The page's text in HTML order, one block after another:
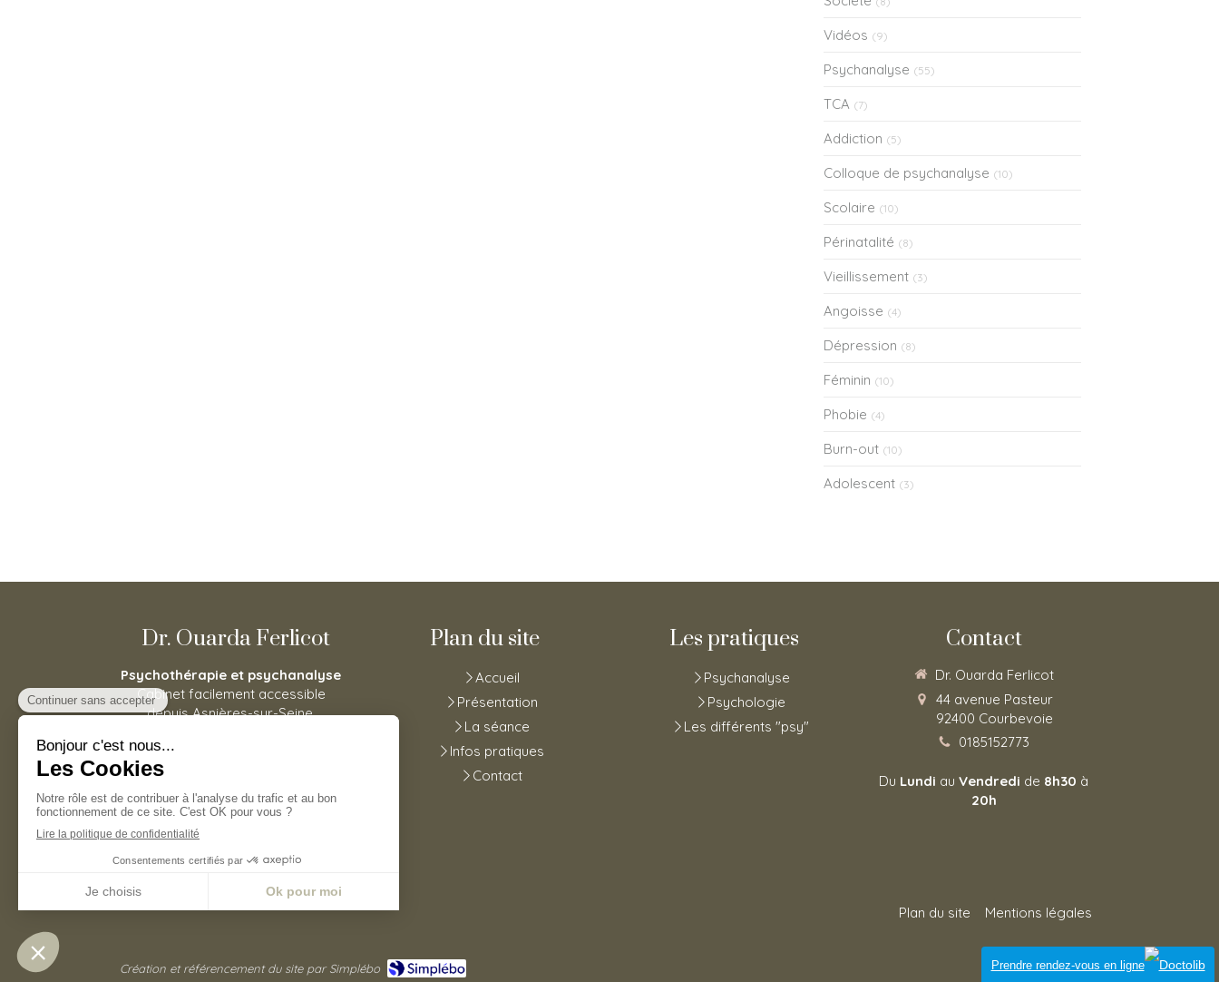
Vidéos (9)
Psychanalyse (55)
TCA (7)
Addiction (5)
Colloque de psychanalyse (10)
Scolaire (10)
Périnatalité (8)
Vieillissement (3)
Angoisse (4)
Dépression (8)
Féminin (10)
Phobie (4)
Burn-out (10)
Adolescent (3)
Dr. Ouarda Ferlicot
Psychothérapie et psychanalyse
Cabinet facilement accessible
depuis Asnières-sur-Seine,
Garenne-Colombes, Bois-
Colombes, Nanterre, Colombes,
aussi Levallois-Perret.
Plan du site
Accueil
Présentation
La séance
Infos pratiques
Contact
Les pratiques
Psychanalyse
Psychologie
Les différents "psy"
Contact
Dr. Ouarda Ferlicot
44 avenue Pasteur
92400 Courbevoie
0185152773
Du Lundi au Vendredi de 8h30 à
20h
©2020 Ouarda Ferlicot - Psychothérapie
Plan du site
Mentions légales
Création et référencement du site par Simplébo Connexion
Prendre rendez-vous en ligne